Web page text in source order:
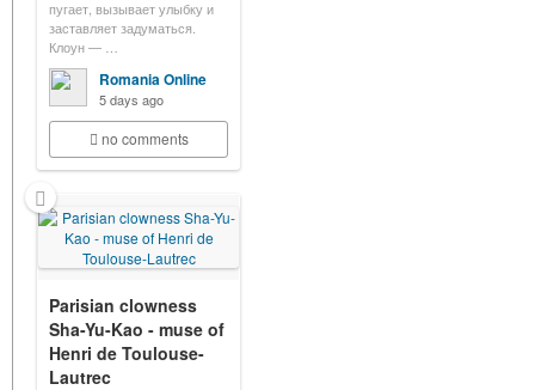
пугает, вызывает улыбку и
заставляет задуматься.
Клоун — …
Romania Online
5 days ago
no comments
Parisian clowness
Sha-Yu-Kao - muse of
Henri de Toulouse-
Lautrec